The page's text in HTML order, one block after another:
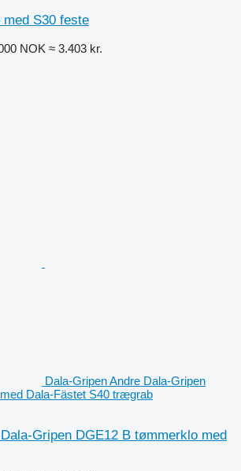
S30 feste
NOK ≈ 3.403 kr.
Dala-Gripen Andre Dala-Gripen
Dala-Fästet S40 trægrab
Gripen DGE12 B tømmerklo med